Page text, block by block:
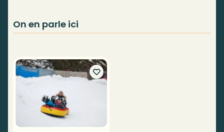
On en parle ici